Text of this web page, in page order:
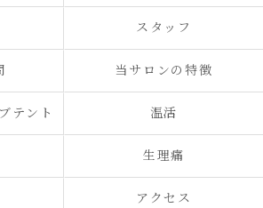
スタッフ
当サロンの特徴
テント 温活
生理痛
アクセス